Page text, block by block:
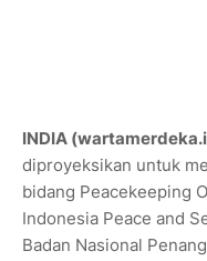
INDIA
diproyeksikan untuk
bidang Peacekeeping
Indonesia Peace and
Badan Nasional